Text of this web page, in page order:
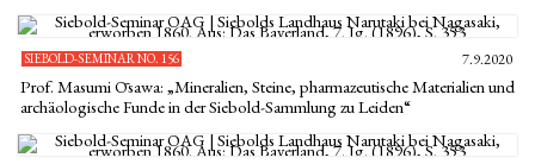
SIEBOLD-SEMINAR NO. 156 7.9.2020
Prof. Masumi Ōsawa: „Mineralien, Steine, pharmazeutische Materialien und
archäologische Funde in der Siebold-Sammlung zu Leiden“